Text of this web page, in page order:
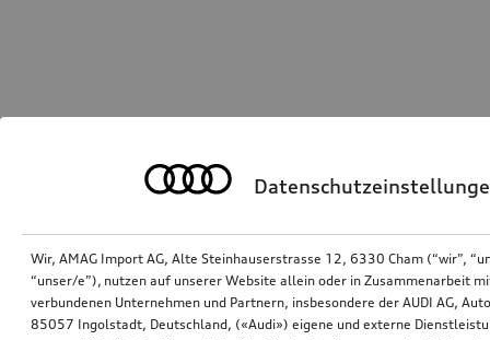
Wir, AMAG Import AG, Alte Steinhauserstrasse 12, 6330 Cham (“wir”,
“unser/e”), nutzen auf unserer Website allein oder in Zusammenarbeit
verbundenen Unternehmen und Partnern, insbesondere der AUDI AG,
85057 Ingolstadt, Deutschland, («Audi») eigene und externe